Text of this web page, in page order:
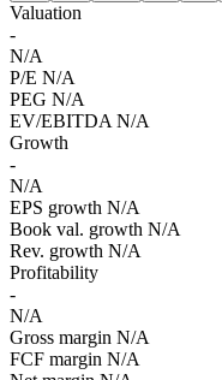
Valuation
-
N/A
P/E N/A
PEG N/A
EV/EBITDA N/A
Growth
-
N/A
EPS growth N/A
Book val. growth N/A
Rev. growth N/A
Profitability
-
N/A
Gross margin N/A
FCF margin N/A